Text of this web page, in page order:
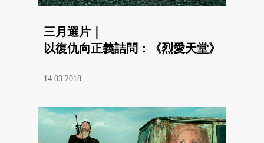
三月選片｜
以復仇向正義詰問：《烈愛天堂》
14.03.2018